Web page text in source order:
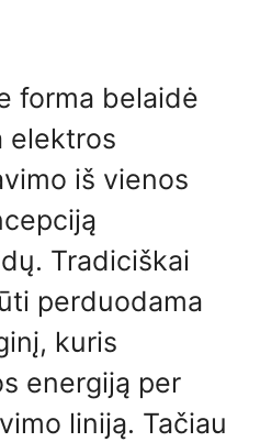
forma belaidė
elektros
iš vienos
Tradiciškai
perduodama
kuris
energiją per
liniją. Tačiau